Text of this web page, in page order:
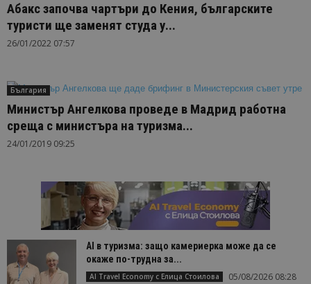
Абакс започва чартъри до Кения, българските
туристи ще заменят студа у...
26/01/2022 07:57
България
Министър Ангелкова проведе в Мадрид работна
среща с министъра на туризма...
24/01/2019 09:25
AI в туризма: защо камериерка може да се
окаже по-трудна за...
AI Travel Economy с Елица Стоилова 05/08/2026 08:28